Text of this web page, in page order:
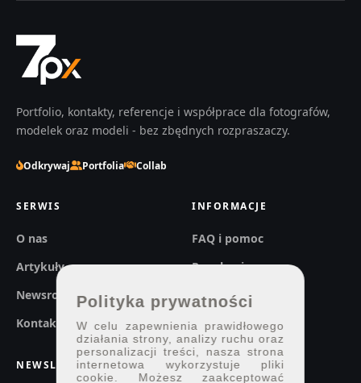
Portfolio, kontakty, referencje i współprace dla fotografów,
modelek oraz modeli - bez zbędnych rozpraszaczy.
Odkrywaj Portfolia Collab
SERWIS
O nas
Artykuły
Newsroom
Kontakt
INFORMACJE
FAQ i pomoc
Regulaminy
Prywatność
NEWSLETTER
Polityka prywatności
W celu zapewnienia prawidłowego
działania strony, analizy ruchu oraz
personalizacji treści, nasza strona
internetowa wykorzystuje pliki
cookie. Możesz zaakceptować